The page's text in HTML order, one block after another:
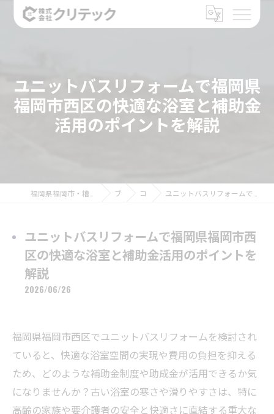
ユニットバスリフォームで福岡県
福岡市西区の快適な浴室と補助金
活用のポイントを解説
ブログ コラム ユニットバスリフォームで福岡県福岡市西区の快適な浴室と補助金活用のポイントを解説
ユニットバスリフォームで福岡県福岡市西
区の快適な浴室と補助金活用のポイントを
解説
2026/06/26
福岡県福岡市西区でユニットバスリフォームを検討され
ていると、快適な浴室空間の実現や費用の負担を抑える
ため、どのような補助金制度や助成金が活用できるか気
になりませんか？古い浴室の寒さや滑りやすさは、特に
高齢の家族や要介護者の安全と快適さに直結する重大な